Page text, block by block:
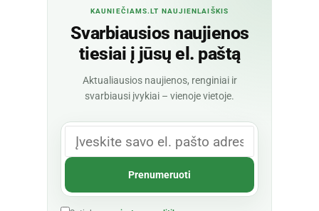
KAUNIEČIAMS.LT NAUJIENLAIŠKIS
Svarbiausios naujienos
tiesiai į jūsų el. paštą
Aktualiausios naujienos, renginiai ir
svarbiausi įvykiai – vienoje vietoje.